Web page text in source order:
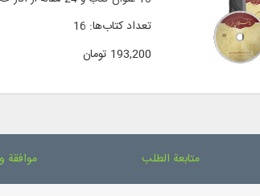
تعداد کتاب‌ها: 16
193,200 تومان
متابعة الطلب موافقة